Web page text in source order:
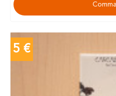
5 €